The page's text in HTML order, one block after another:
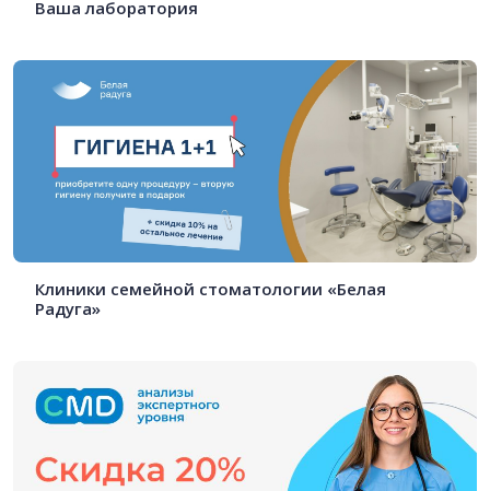
Ваша лаборатория
Клиники семейной стоматологии «Белая
Радуга»